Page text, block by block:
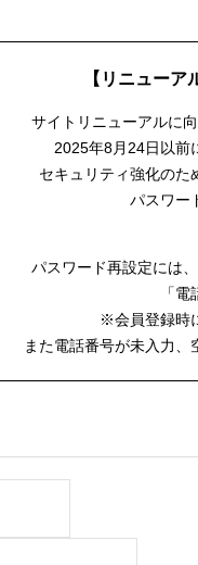
【リニューア
サイトリニューアルに
2025年8月24日以前
セキュリティ強化のた
パスワー
パスワード再設定には、
「
※会員登録時
また電話番号が未入力、